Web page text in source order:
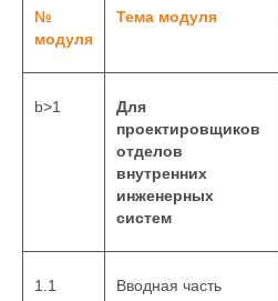
№
модуля
Тема модуля
b>1
Для
проектировщиков
отделов
внутренних
инженерных
систем
1.1 Вводная часть